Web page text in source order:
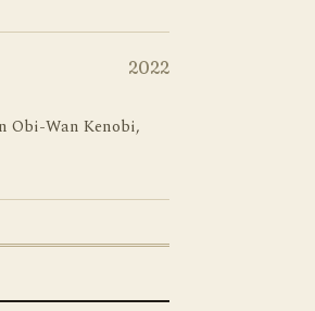
2022
Obi-Wan Kenobi,